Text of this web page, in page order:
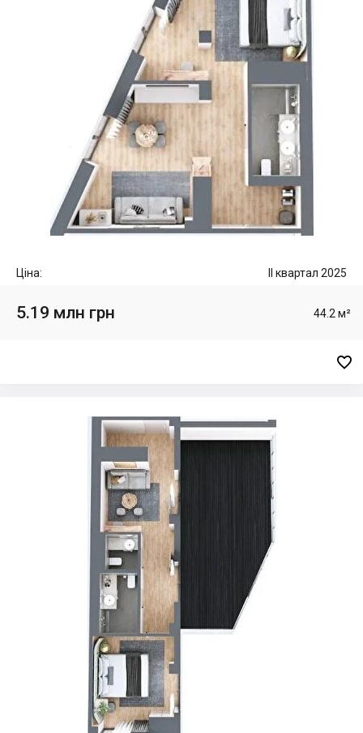
Ціна: II квартал 2025
5.19 млн грн 44.2 м²
